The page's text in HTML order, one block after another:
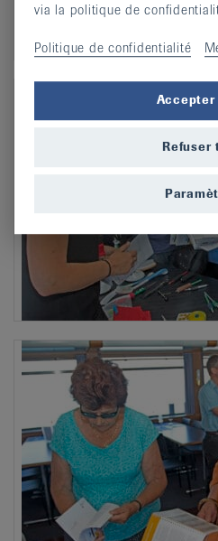
via la politique de
Politique de confidentialité
Accepter
Refuser